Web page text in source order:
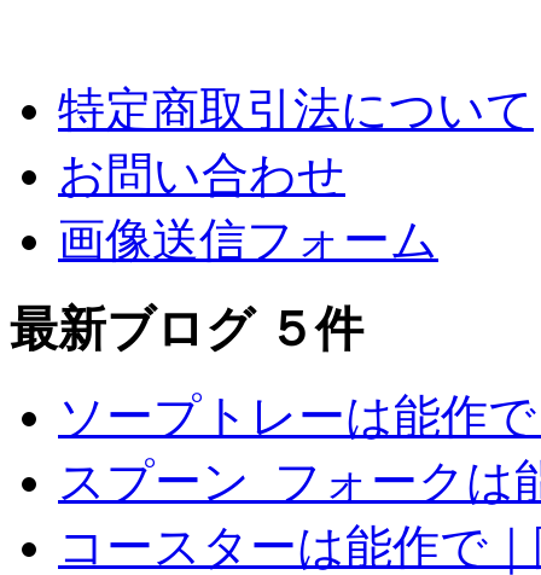
特定商取引法について
お問い合わせ
画像送信フォーム
最新ブログ ５件
ソープトレーは能作
スプーン_フォークは
コースターは能作で